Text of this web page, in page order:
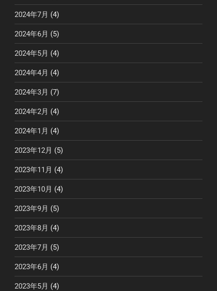
2024年7月 (4)
2024年6月 (5)
2024年5月 (4)
2024年4月 (4)
2024年3月 (7)
2024年2月 (4)
2024年1月 (4)
2023年12月 (5)
2023年11月 (4)
2023年10月 (4)
2023年9月 (5)
2023年8月 (4)
2023年7月 (5)
2023年6月 (4)
2023年5月 (4)